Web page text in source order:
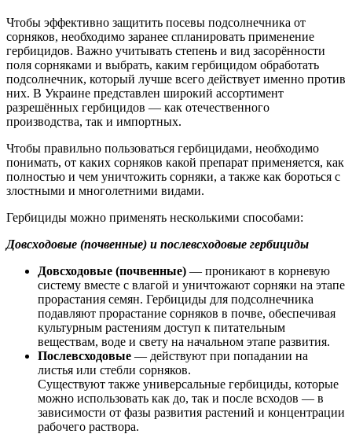
Чтобы эффективно защитить посевы подсолнечника от
сорняков, необходимо заранее спланировать применение
гербицидов. Важно учитывать степень и вид засорённости
поля сорняками и выбрать, каким гербицидом обработать
подсолнечник, который лучше всего действует именно против
них. В Украине представлен широкий ассортимент
разрешённых гербицидов — как отечественного
производства, так и импортных.
Чтобы правильно пользоваться гербицидами, необходимо
понимать, от каких сорняков какой препарат применяется, как
полностью и чем уничтожить сорняки, а также как бороться с
злостными и многолетними видами.
Гербициды можно применять несколькими способами:
Довсходовые (почвенные) и послевсходовые гербициды
Довсходовые (почвенные) — проникают в корневую
систему вместе с влагой и уничтожают сорняки на этапе
прорастания семян. Гербициды для подсолнечника
подавляют прорастание сорняков в почве, обеспечивая
культурным растениям доступ к питательным
веществам, воде и свету на начальном этапе развития.
Послевсходовые — действуют при попадании на
листья или стебли сорняков.
Существуют также универсальные гербициды, которые
можно использовать как до, так и после всходов — в
зависимости от фазы развития растений и концентрации
рабочего раствора.